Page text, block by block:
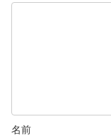
名前